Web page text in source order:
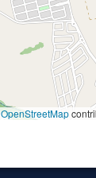
OpenStreetMap